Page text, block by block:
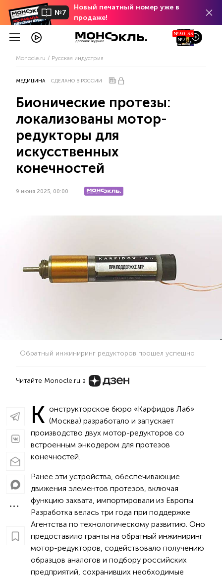
№7
Новый печатный номер уже в
продаже!
№30-33
№7
Monocle.ru Русская индустрия
МЕДИЦИНА СДЕЛАНО В РОССИИ
Бионические протезы:
локализованы мотор-
редукторы для
искусственных
конечностей
9 июня 2025, 00:00
Обратный инжиниринг редукторов прошел успешно
Читайте Monocle.ru в
К онструкторское бюро «Карфидов Лаб»
(Москва) разработало и запускает
производство двух мотор-редукторов со
встроенным энкодером для протезов
конечностей.
Ранее эти устройства, обеспечивающие
движения элементов протезов, включая
функцию захвата, импортировали из Европы.
Разработка велась три года при поддержке
Агентства по технологическому развитию. Оно
предоставило гранты на обратный инжиниринг
мотор-редукторов, содействовало получению
образцов аналогов и подбору российских
предприятий, сохранивших необходимые